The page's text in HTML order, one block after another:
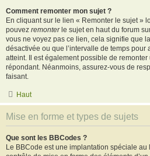
Comment remonter mon sujet ?
En cliquant sur le lien « Remonter le sujet »
pouvez remonterle sujet en haut du forum
vous ne voyez pas ce lien, cela signifie que
désactivée ou que l’intervalle de temps pour
atteint. Il est également possible de
répondant. Néanmoins, assurez-vous de
faisant.
Haut
Mise en forme et types de sujets
Que sont les BBCodes ?
Le BBCode est une implantation spéciale